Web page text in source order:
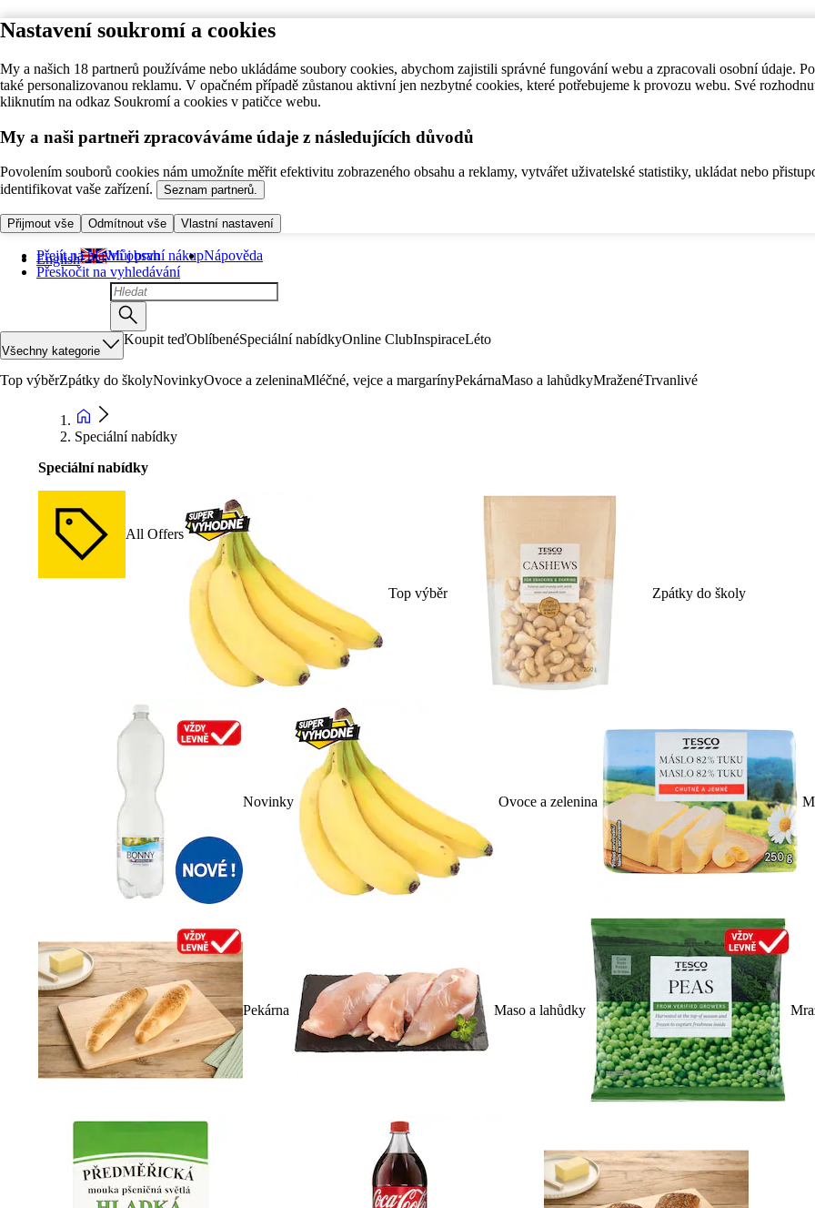
Nastavení soukromí a cookies
My a našich 18 partnerů používáme nebo ukládáme soubory cookies, abychom zajistili správné fungování webu a zpracovali osobní údaje.
také personalizovanou reklamu. V opačném případě zůstanou aktivní jen nezbytné cookies, které potřebujeme k provozu webu. Své
kliknutím na odkaz Soukromí a cookies v patičce webu.
My a naši partneři zpracováváme údaje z následujících důvodů
Povolením souborů cookies nám umožníte měřit efektivitu zobrazeného obsahu a reklamy, vytvářet uživatelské statistiky, ukládat nebo
identifikovat vaše zařízení.
Seznam partnerů.
Přijmout vše Odmítnout vše Vlastní nastavení
Přejít na hlavní obsah
Přeskočit na vyhledávání
English Můj první nákupNápověda
Všechny kategorie
Koupit teďOblíbenéSpeciální nabídkyOnline ClubInspiraceLéto
Top výběrZpátky do školyNovinkyOvoce a zeleninaMléčné, vejce a margarínyPekárnaMaso a lahůdkyMraženéTrvanlivé
Speciální nabídky
Speciální nabídky
All Offers
Top výběr Zpátky do školy
Novinky Ovoce a zelenina
Pekárna Maso a lahůdky